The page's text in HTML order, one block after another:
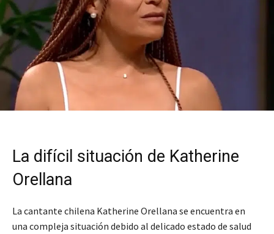
La difícil situación de Katherine
Orellana
La cantante chilena Katherine Orellana se encuentra en
una compleja situación debido al delicado estado de salud